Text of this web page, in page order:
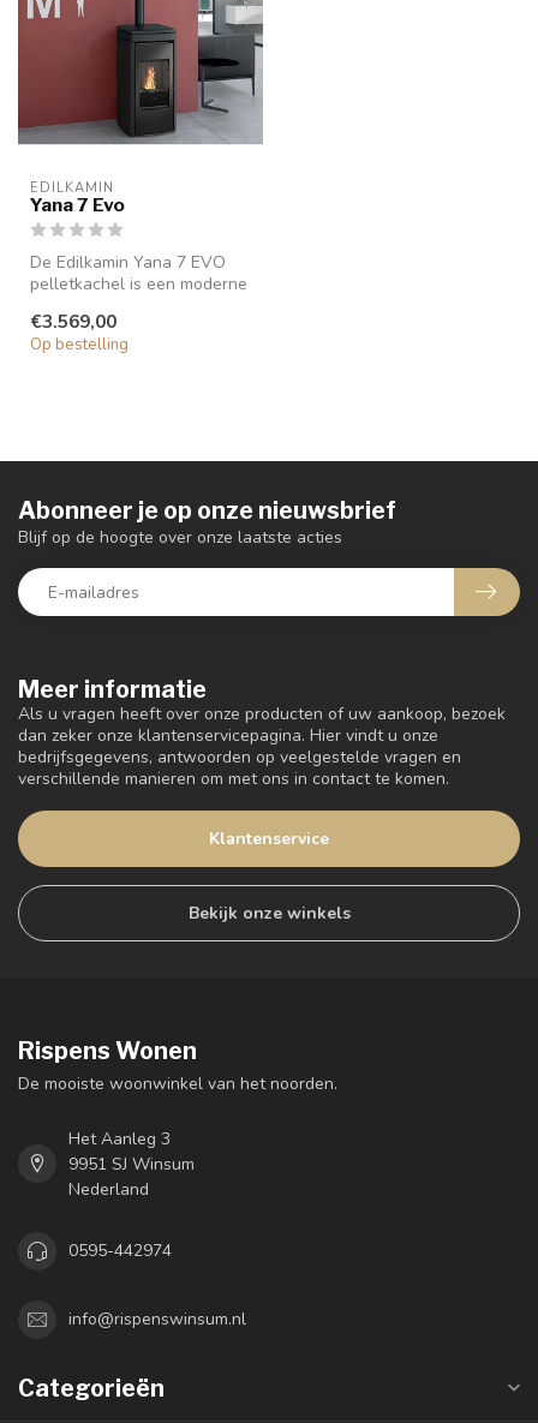
EDILKAMIN
Yana 7 Evo
De Edilkamin Yana 7 EVO
pelletkachel is een moderne
rende...
€3.569,00
Op bestelling
Meer informatie
Als u vragen heeft over onze producten of uw aankoop, bezoek
dan zeker onze klantenservicepagina. Hier vindt u onze
bedrijfsgegevens, antwoorden op veelgestelde vragen en
verschillende manieren om met ons in contact te komen.
Klantenservice
Bekijk onze winkels
Abonneer je op onze nieuwsbrief
Blijf op de hoogte over onze laatste acties
Rispens Wonen
De mooiste woonwinkel van het noorden.
Het Aanleg 3
9951 SJ Winsum
Nederland
0595-442974
info@rispenswinsum.nl
Categorieën